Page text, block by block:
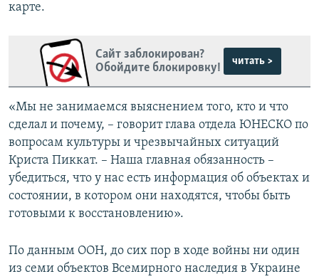
карте.
Сайт заблокирован?
Обойдите блокировку!
читать >
«Мы не занимаемся выяснением того, кто и что
сделал и почему, – говорит глава отдела ЮНЕСКО по
вопросам культуры и чрезвычайных ситуаций
Криста Пиккат. – Наша главная обязанность –
убедиться, что у нас есть информация об объектах и
состоянии, в котором они находятся, чтобы быть
готовыми к восстановлению».
По данным ООН, до сих пор в ходе войны ни один
из семи объектов Всемирного наследия в Украине